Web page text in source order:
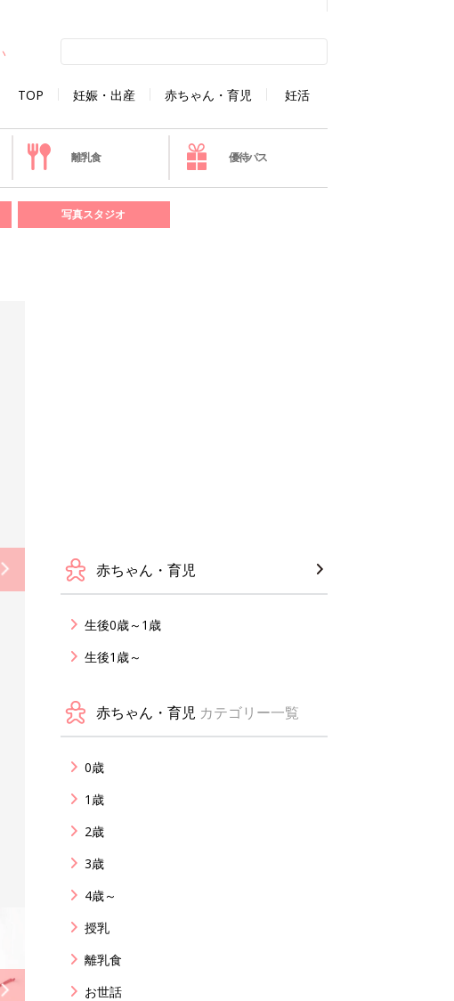
TOP 妊娠・出産 赤ちゃん・育児 妊活
離乳食 優待パス
写真スタジオ
赤ちゃん・育児
生後0歳～1歳
生後1歳～
赤ちゃん・育児 カテゴリー一覧
0歳
1歳
2歳
3歳
4歳～
授乳
離乳食
お世話